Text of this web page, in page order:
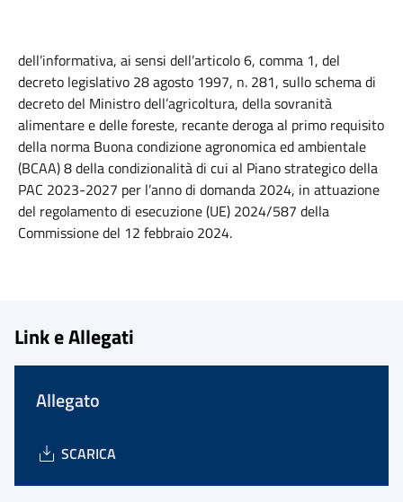
dell’informativa, ai sensi dell’articolo 6, comma 1, del
decreto legislativo 28 agosto 1997, n. 281, sullo schema di
decreto del Ministro dell’agricoltura, della sovranità
alimentare e delle foreste, recante deroga al primo requisito
della norma Buona condizione agronomica ed ambientale
(BCAA) 8 della condizionalità di cui al Piano strategico della
PAC 2023-2027 per l’anno di domanda 2024, in attuazione
del regolamento di esecuzione (UE) 2024/587 della
Commissione del 12 febbraio 2024.
Link e Allegati
Allegato
SCARICA